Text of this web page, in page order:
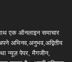
एक ऑनलाइन समाचार
अभिनव,अनुभव,अद्वितीय
न्यूज़ पेपर, मैगजीन,